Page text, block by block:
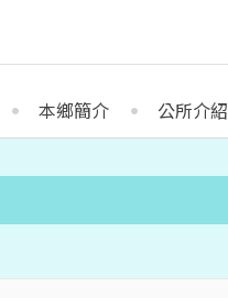
本鄉簡介 公所介紹